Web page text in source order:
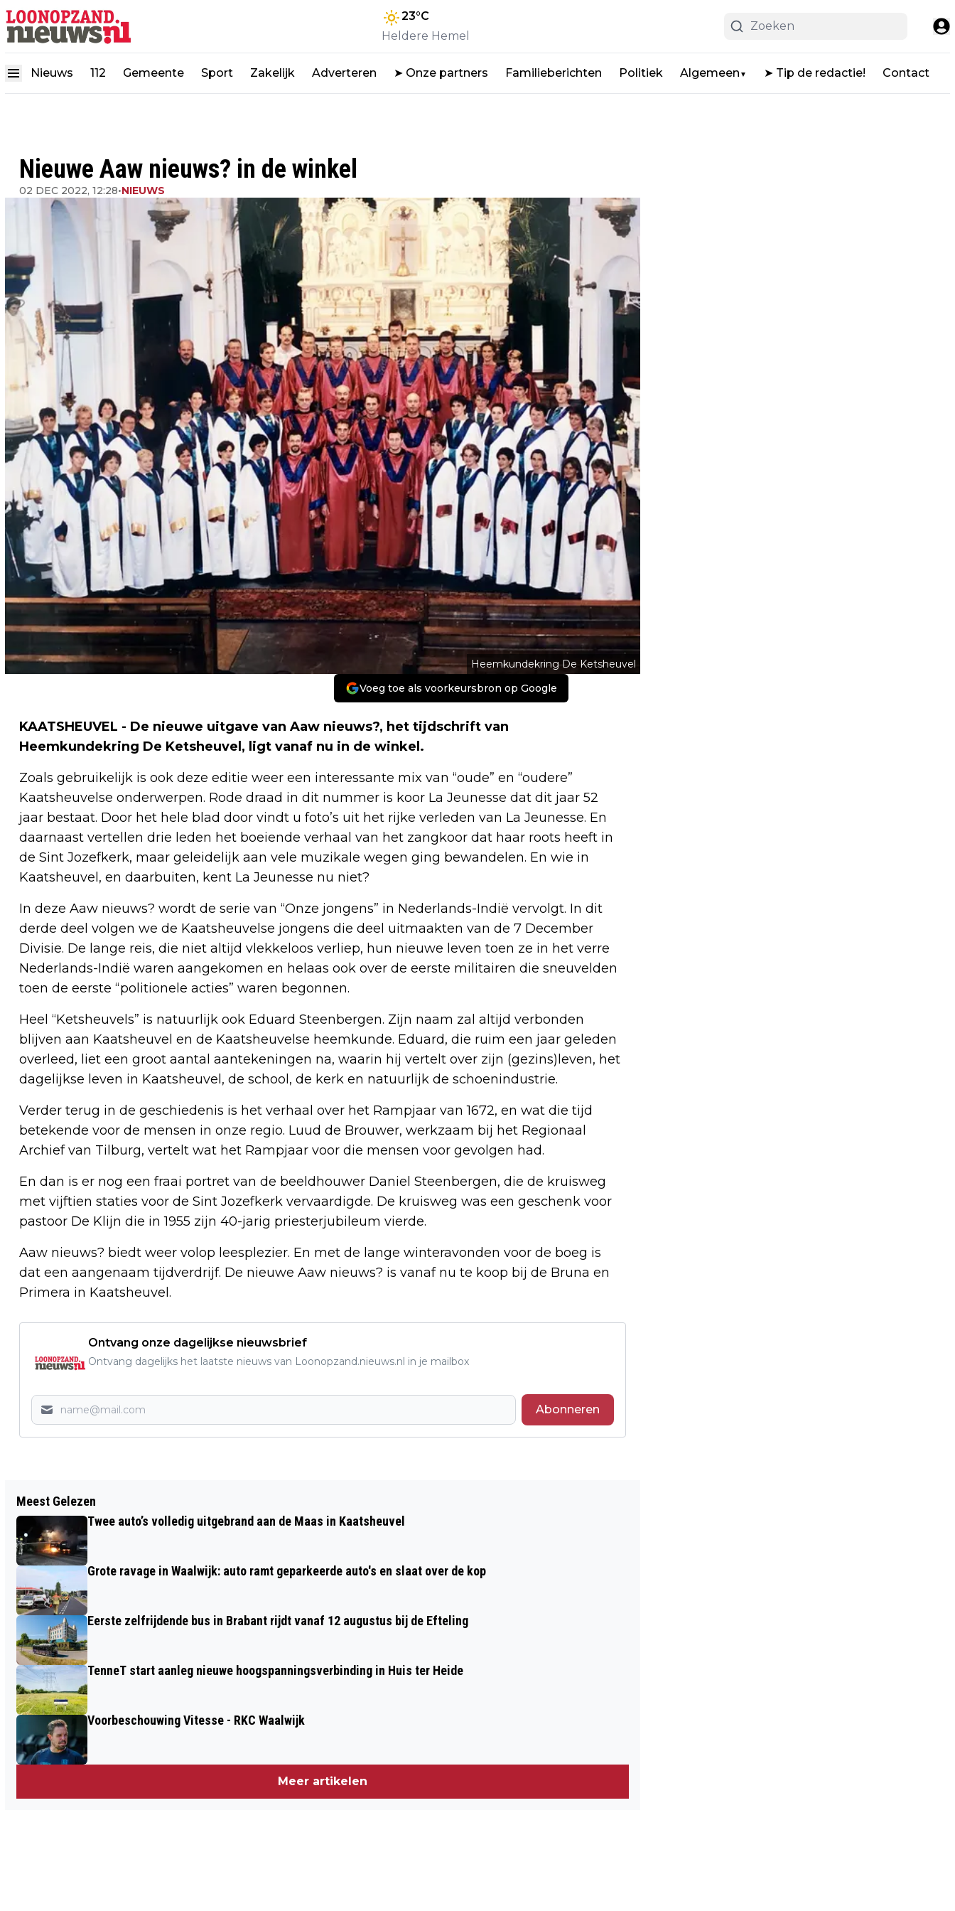
23°C
Heldere Hemel
Nieuws 112 Gemeente Sport Zakelijk Adverteren ➤ Onze partners Familieberichten Politiek Algemeen ▼ ➤ Tip de redactie! Contact
Nieuwe Aaw nieuws? in de winkel
02 DEC 2022, 12:28•NIEUWS
Heemkundekring De Ketsheuvel
Voeg toe als voorkeursbron op Google
KAATSHEUVEL - De nieuwe uitgave van Aaw nieuws?, het tijdschrift van
Heemkundekring De Ketsheuvel, ligt vanaf nu in de winkel.
Zoals gebruikelijk is ook deze editie weer een interessante mix van “oude” en “oudere”
Kaatsheuvelse onderwerpen. Rode draad in dit nummer is koor La Jeunesse dat dit jaar 52
jaar bestaat. Door het hele blad door vindt u foto’s uit het rijke verleden van La Jeunesse. En
daarnaast vertellen drie leden het boeiende verhaal van het zangkoor dat haar roots heeft in
de Sint Jozefkerk, maar geleidelijk aan vele muzikale wegen ging bewandelen. En wie in
Kaatsheuvel, en daarbuiten, kent La Jeunesse nu niet?
In deze Aaw nieuws? wordt de serie van “Onze jongens” in Nederlands-Indië vervolgt. In dit
derde deel volgen we de Kaatsheuvelse jongens die deel uitmaakten van de 7 December
Divisie. De lange reis, die niet altijd vlekkeloos verliep, hun nieuwe leven toen ze in het verre
Nederlands-Indië waren aangekomen en helaas ook over de eerste militairen die sneuvelden
toen de eerste “politionele acties” waren begonnen.
Heel “Ketsheuvels” is natuurlijk ook Eduard Steenbergen. Zijn naam zal altijd verbonden
blijven aan Kaatsheuvel en de Kaatsheuvelse heemkunde. Eduard, die ruim een jaar geleden
overleed, liet een groot aantal aantekeningen na, waarin hij vertelt over zijn (gezins)leven, het
dagelijkse leven in Kaatsheuvel, de school, de kerk en natuurlijk de schoenindustrie.
Verder terug in de geschiedenis is het verhaal over het Rampjaar van 1672, en wat die tijd
betekende voor de mensen in onze regio. Luud de Brouwer, werkzaam bij het Regionaal
Archief van Tilburg, vertelt wat het Rampjaar voor die mensen voor gevolgen had.
En dan is er nog een fraai portret van de beeldhouwer Daniel Steenbergen, die de kruisweg
met vijftien staties voor de Sint Jozefkerk vervaardigde. De kruisweg was een geschenk voor
pastoor De Klijn die in 1955 zijn 40-jarig priesterjubileum vierde.
Aaw nieuws? biedt weer volop leesplezier. En met de lange winteravonden voor de boeg is
dat een aangenaam tijdverdrijf. De nieuwe Aaw nieuws? is vanaf nu te koop bij de Bruna en
Primera in Kaatsheuvel.
Ontvang onze dagelijkse nieuwsbrief
Ontvang dagelijks het laatste nieuws van Loonopzand.nieuws.nl in je mailbox
Abonneren
E-SIGARET MET SMAAKJE VANAF 1
OKTOBER 2023 DEFINITIEF VERBODEN
KLEIWEG WAALWIJK
Meest Gelezen
Twee auto’s volledig uitgebrand aan de Maas in Kaatsheuvel
Grote ravage in Waalwijk: auto ramt geparkeerde auto's en slaat over de kop
Eerste zelfrijdende bus in Brabant rijdt vanaf 12 augustus bij de Efteling
TenneT start aanleg nieuwe hoogspanningsverbinding in Huis ter Heide
Voorbeschouwing Vitesse - RKC Waalwijk
Meer artikelen